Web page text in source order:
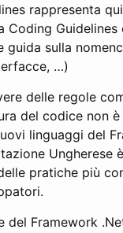
rappresenta
Coding
guida sulla
…)
delle regole
del codice non è
linguaggi del
Ungherese
pratiche più
del Framework